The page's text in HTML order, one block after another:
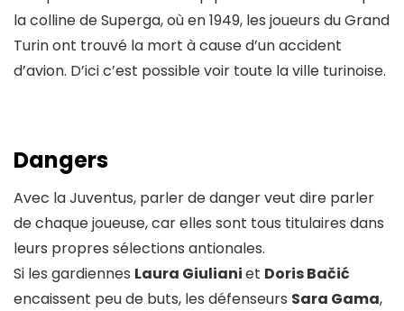
la colline de Superga, où en 1949, les joueurs du Grand
Turin ont trouvé la mort à cause d’un accident
d’avion. D’ici c’est possible voir toute la ville turinoise.
Dangers
Avec la Juventus, parler de danger veut dire parler
de chaque joueuse, car elles sont tous titulaires dans
leurs propres sélections antionales.
Si les gardiennes Laura Giulianiet Doris Bačić
encaissent peu de buts, les défenseurs Sara Gama,